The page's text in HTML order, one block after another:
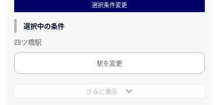
選択条件変更
選択中の条件
四ツ橋駅
駅を変更
さらに表示